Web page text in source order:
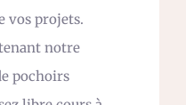
vos projets.
notre
pochoirs